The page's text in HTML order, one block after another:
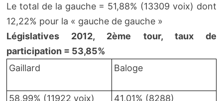
Le total de la gauche = 51,88% (13309 voix) dont
12,22% pour la « gauche de gauche »
Législatives 2012, 2ème tour, taux de
participation = 53,85%
Gaillard
Baloge
58,99% (11922 voix) 41,01% (8288)